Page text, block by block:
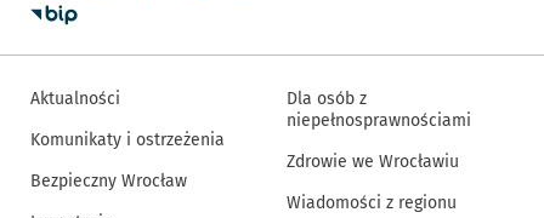
Aktualności
Komunikaty i ostrzeżenia
Bezpieczny Wrocław
Dla osób z
niepełnosprawnościami
Zdrowie we Wrocławiu
Wiadomości z regionu